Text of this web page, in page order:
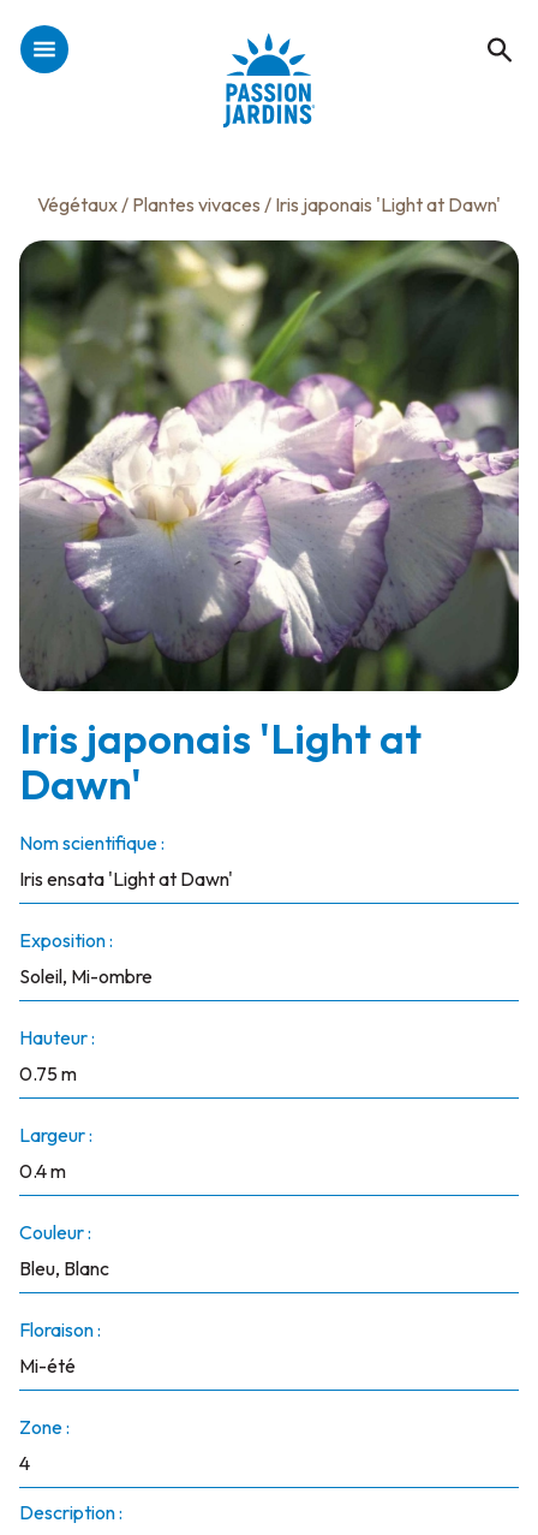
Végétaux/ Plantes vivaces / Iris japonais 'Light at Dawn'
Iris japonais 'Light at
Dawn'
Nom scientifique :
Iris ensata 'Light at Dawn'
Exposition :
Soleil, Mi-ombre
Hauteur :
0.75 m
Largeur :
0.4 m
Couleur :
Bleu, Blanc
Floraison :
Mi-été
Zone :
4
Description :